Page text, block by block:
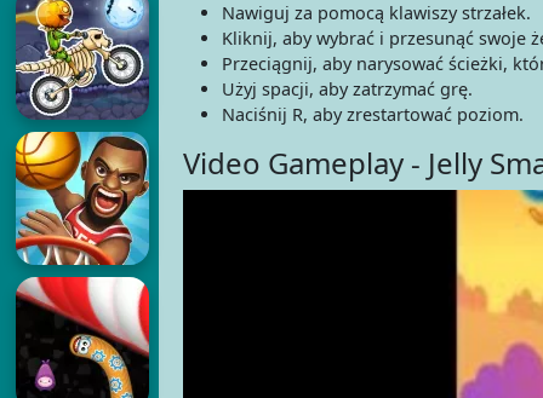
Nawiguj za pomocą klawiszy strzałek.
Kliknij, aby wybrać i przesunąć swoje
Przeciągnij, aby narysować ścieżki,
Użyj spacji, aby zatrzymać grę.
Naciśnij R, aby zrestartować poziom.
Video Gameplay - Jelly